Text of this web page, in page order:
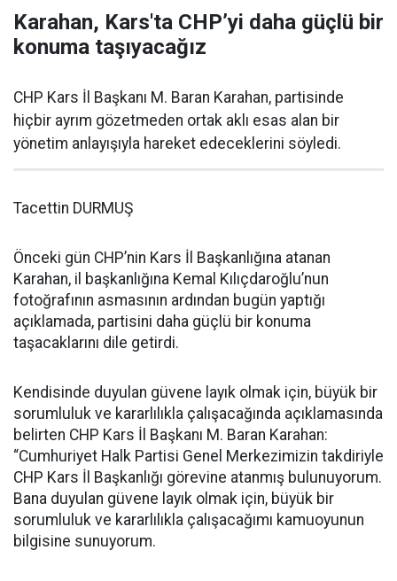
Karahan, Kars'ta CHP’yi daha güçlü bir
konuma taşıyacağız
CHP Kars İl Başkanı M. Baran Karahan, partisinde
hiçbir ayrım gözetmeden ortak aklı esas alan bir
yönetim anlayışıyla hareket edeceklerini söyledi.
Tacettin DURMUŞ
Önceki gün CHP’nin Kars İl Başkanlığına atanan
Karahan, il başkanlığına Kemal Kılıçdaroğlu’nun
fotoğrafının asmasının ardından bugün yaptığı
açıklamada, partisini daha güçlü bir konuma
taşacaklarını dile getirdi.
Kendisinde duyulan güvene layık olmak için, büyük bir
sorumluluk ve kararlılıkla çalışacağında açıklamasında
belirten CHP Kars İl Başkanı M. Baran Karahan:
“Cumhuriyet Halk Partisi Genel Merkezimizin takdiriyle
CHP Kars İl Başkanlığı görevine atanmış bulunuyorum.
Bana duyulan güvene layık olmak için, büyük bir
sorumluluk ve kararlılıkla çalışacağımı kamuoyunun
bilgisine sunuyorum.